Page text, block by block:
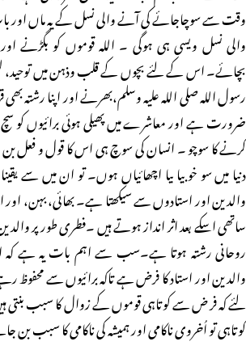
وقت سے سوچاجائے کی آنے والی نسل کے یہ ماں اور
والی نسل ویسی ہی ہوگی ۔ اللہ قوموں کو بگڑنے
بچائے۔ اس کے لئے بچوں کے قلب وذہن میں
رسول اللہ صلی اللہ علیہ وسلم،بھرنے اور اپنا
ضرورت ہے اور معاشرے میں پھیلی ہوئی برائیوں کو
کرنے کا سوچو ۔ انسان کی سوچ ہی اس کا قول و فعل
دنیا میں سو خوبیا ںیا اچھائیاں ہوں۔ تو ان میں سے
والدین اور استادوں سے سیکھتا ہے۔ بھائی، بہن،
ساتھی اسکے بعد اثر انداز ہوتے ہیں ۔فطری طور پر
روحانی رشتہ ہوتا ہے۔سب سے اہم بات یہ ہے کہ
والدین اور استاد کا فرض ہے تاکہ برائیوں سے
لئے کہ فر ض سے کوتاہی قوموں کے زوال کا سبب بنتی
کوتاہی تو اُخروی ناکامی اور ہمیشہ کی ناکامی کا سبب بن